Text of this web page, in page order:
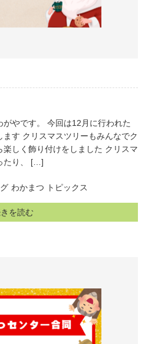
やです。 今回は12月に行われた
す クリスマスツリーもみんなでク
楽しく飾り付けをしました クリスマ
たり、 […]
わかまつ トピックス
を読む